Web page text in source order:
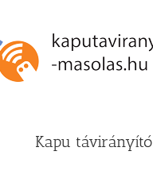
Kapu távirányító